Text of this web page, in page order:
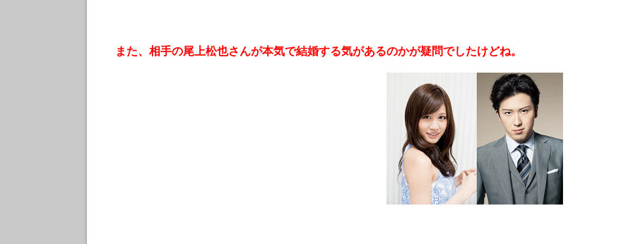
また、相手の尾上松也さんが本気で結婚する気があるのかが疑問でしたけどね。